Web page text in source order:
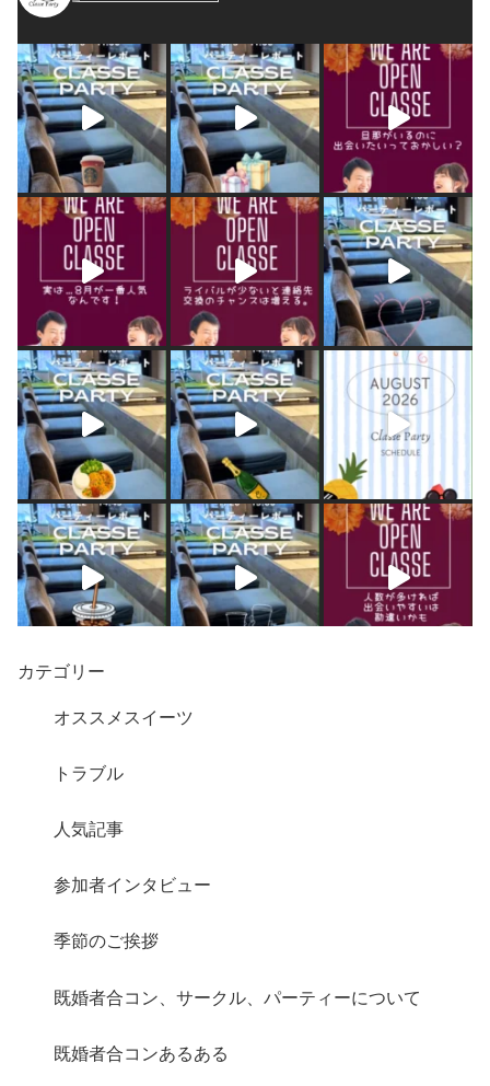
さらに読み込む
カテゴリー
オススメスイーツ
トラブル
人気記事
参加者インタビュー
季節のご挨拶
既婚者合コン、サークル、パーティーについて
既婚者合コンあるある